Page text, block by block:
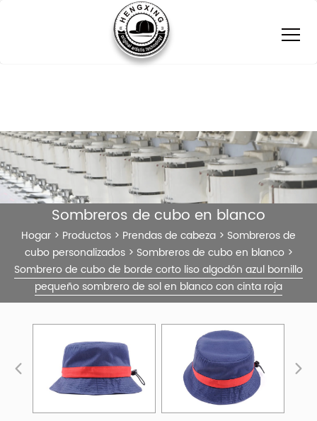
Sombreros de cubo en blanco
Hogar > Productos > Prendas de cabeza > Sombreros de
cubo personalizados> Sombreros de cubo en blanco>
Sombrero de cubo de borde corto liso algodón azul bornillo
pequeño sombrero de sol en blanco con cinta roja